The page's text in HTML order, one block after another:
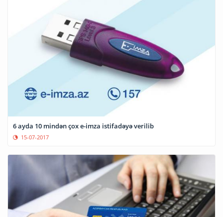
6 ayda 10 mindən çox e-imza istifadəyə verilib
15-07-2017